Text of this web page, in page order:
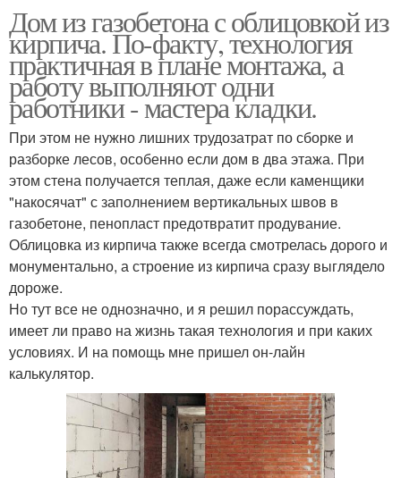
Дом из газобетона с облицовкой из
кирпича. По-факту, технология
практичная в плане монтажа, а
работу выполняют одни
работники - мастера кладки.
При этом не нужно лишних трудозатрат по сборке и
разборке лесов, особенно если дом в два этажа. При
этом стена получается теплая, даже если каменщики
"накосячат" с заполнением вертикальных швов в
газобетоне, пенопласт предотвратит продувание.
Облицовка из кирпича также всегда смотрелась дорого и
монументально, а строение из кирпича сразу выглядело
дороже.
Но тут все не однозначно, и я решил порассуждать,
имеет ли право на жизнь такая технология и при каких
условиях. И на помощь мне пришел он-лайн
калькулятор.